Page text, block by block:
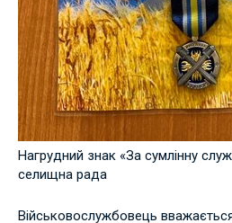
Нагрудний знак «За сумлінну
селищна рада
Військовослужбовець